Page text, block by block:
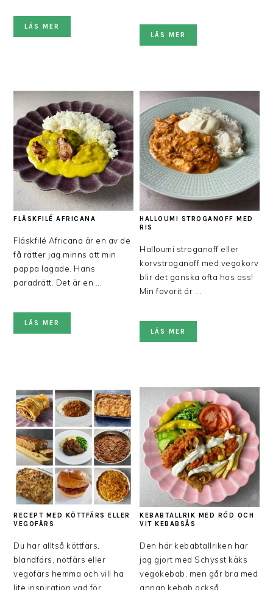
LÄS MER
LÄS MER
FLÄSKFILÉ AFRICANA
Fläskfilé Africana är en av de
få rätter jag minns att min
pappa lagade. Hans
paradrätt. Det är en ...
LÄS MER
HALLOUMI STROGANOFF MED
RIS
Halloumi stroganoff eller
korvstroganoff med vegokorv
blir det ganska ofta hos oss!
Min favorit är ...
LÄS MER
RECEPT MED KÖTTFÄRS ELLER
VEGOFÄRS
Du har alltså köttfärs,
blandfärs, nötfärs eller
vegofärs hemma och vill ha
lite inspiration vad för ...
KEBABTALLRIK MED RÖD OCH
VIT KEBABSÅS
Den här kebabtallriken har
jag gjort med Schysst käks
vegokebab, men går bra med
annan kebab också. ...